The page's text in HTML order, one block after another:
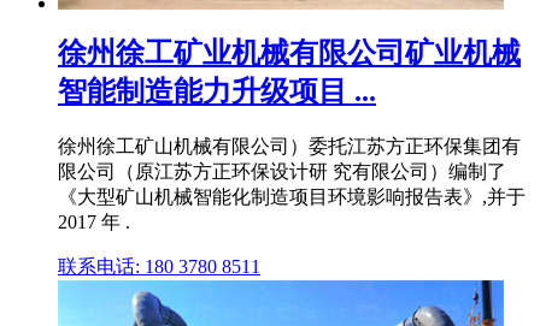
徐州徐工矿业机械有限公司矿业机械
智能制造能力升级项目 ...
徐州徐工矿山机械有限公司）委托江苏方正环保集团有
限公司（原江苏方正环保设计研 究有限公司）编制了
《大型矿山机械智能化制造项目环境影响报告表》,并于
2017 年 .
联系电话: 180 3780 8511